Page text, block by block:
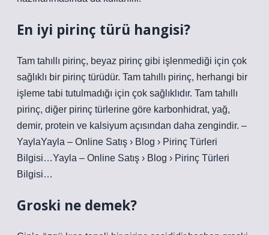
En iyi pirinç türü hangisi?
Tam tahıllı pirinç, beyaz pirinç gibi işlenmediği için çok
sağlıklı bir pirinç türüdür. Tam tahıllı pirinç, herhangi bir
işleme tabi tutulmadığı için çok sağlıklıdır. Tam tahıllı
pirinç, diğer pirinç türlerine göre karbonhidrat, yağ,
demir, protein ve kalsiyum açısından daha zengindir. –
YaylaYayla – Online Satış › Blog › Pirinç Türleri
Bilgisi…Yayla – Online Satış › Blog › Pirinç Türleri
Bilgisi…
Groski ne demek?